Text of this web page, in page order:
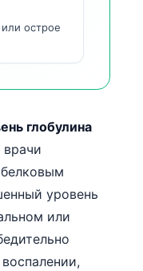
острое
глобулина
уровень
или